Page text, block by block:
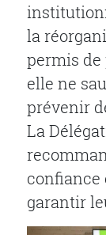
la
permis
elle ne
prévenir
La
confiance
garantir